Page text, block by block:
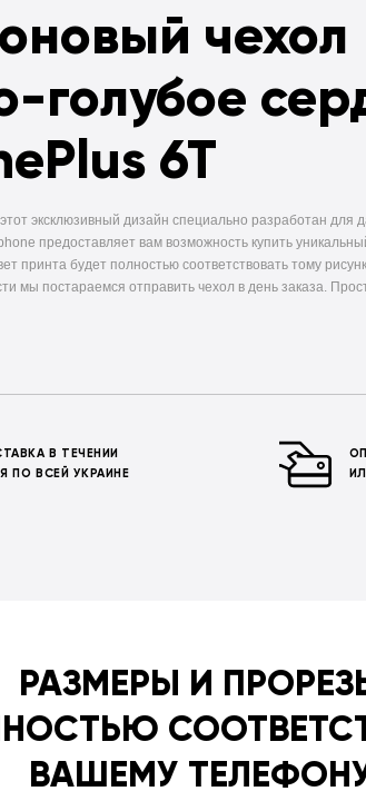
чехол
голубое
6T
этот эксклюзивный дизайн специально разработан для
предоставляет вам возможность купить
принта будет полностью соответствовать тому
мы постараемся отправить чехол в день заказа.
В ТЕЧЕНИИ
ПО ВСЕЙ УКРАИНЕ
РАЗМЕРЫ И
ВАШЕМУ